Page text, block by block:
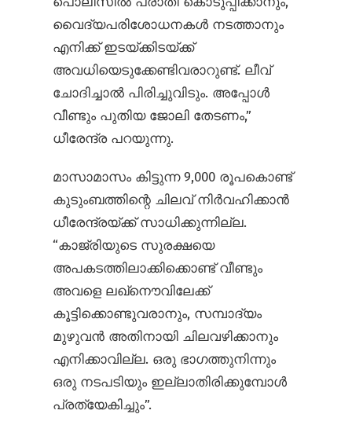
വൈദ്യപരിശോധനകൾ നടത്താനും
എനിക്ക് ഇടയ്ക്കിടയ്ക്ക്
അവധിയെടുക്കേണ്ടിവരാറുണ്ട്. ലീവ്
ചോദിച്ചാൽ പിരിച്ചുവിടും. അപ്പോൾ
വീണ്ടും പുതിയ ജോലി തേടണം,”
ധീരേന്ദ്ര പറയുന്നു.
മാസാമാസം കിട്ടുന്ന 9,000 രൂപകൊണ്ട്
കുടുംബത്തിന്റെ ചിലവ് നിർവഹിക്കാൻ
ധീരേന്ദ്രയ്ക്ക് സാധിക്കുന്നില്ല.
“കാജ്രിയുടെ സുരക്ഷയെ
അപകടത്തിലാക്കിക്കൊണ്ട് വീണ്ടും
അവളെ ലഖ്നൌവിലേക്ക്
കൂട്ടിക്കൊണ്ടുവരാനും, സമ്പാദ്യം
മുഴുവൻ അതിനായി ചിലവഴിക്കാനും
എനിക്കാവില്ല. ഒരു ഭാഗത്തുനിന്നും
ഒരു നടപടിയും ഇല്ലാതിരിക്കുമ്പോൾ
പ്രത്യേകിച്ചും”.